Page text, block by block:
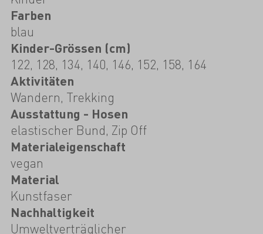
Farben
blau
Kinder-Grössen (cm)
122, 128, 134, 140, 146, 152, 158, 164
Aktivitäten
Wandern, Trekking
Ausstattung - Hosen
elastischer Bund, Zip Off
Materialeigenschaft
vegan
Material
Kunstfaser
Nachhaltigkeit
Umweltverträglicher